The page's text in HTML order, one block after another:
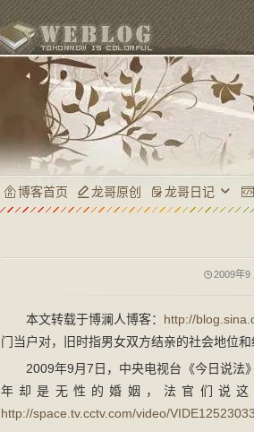
博客首页 龙哥原创 龙哥日记
2009年9
本文转载于博澜人博客： http://
门当户对，旧时指男女双方结亲的社会地位和
2009年9月7日，中央电视台《今日说法
年却是无性的婚姻，法官们说
http://space.tv.cctv.com/video/